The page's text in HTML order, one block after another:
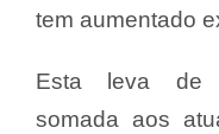
tem aumentado
Esta leva de
somada aos